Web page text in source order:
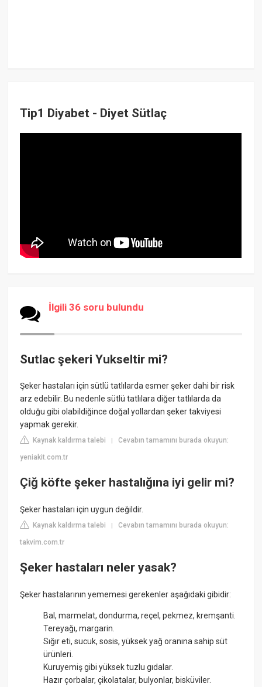
Tip1 Diyabet - Diyet Sütlaç
İlgili 36 soru bulundu
Sutlac şekeri Yukseltir mi?
Şeker hastaları için sütlü tatlılarda esmer şeker dahi bir risk
arz edebilir. Bu nedenle sütlü tatlılara diğer tatlılarda da
olduğu gibi olabildiğince doğal yollardan şeker takviyesi
yapmak gerekir.
Kaynak kaldırma talebi |Cevabın tamamını burada okuyun:
yeniakit.com.tr
Çiğ köfte şeker hastalığına iyi gelir mi?
Şeker hastaları için uygun değildir.
Kaynak kaldırma talebi |Cevabın tamamını burada okuyun:
takvim.com.tr
Şeker hastaları neler yasak?
Şeker hastalarının yememesi gerekenler aşağıdaki gibidir:
Bal, marmelat, dondurma, reçel, pekmez, kremşanti.
Tereyağı, margarin.
Sığır eti, sucuk, sosis, yüksek yağ oranına sahip süt
ürünleri.
Kuruyemiş gibi yüksek tuzlu gıdalar.
Hazır çorbalar, çikolatalar, bulyonlar, bisküviler.